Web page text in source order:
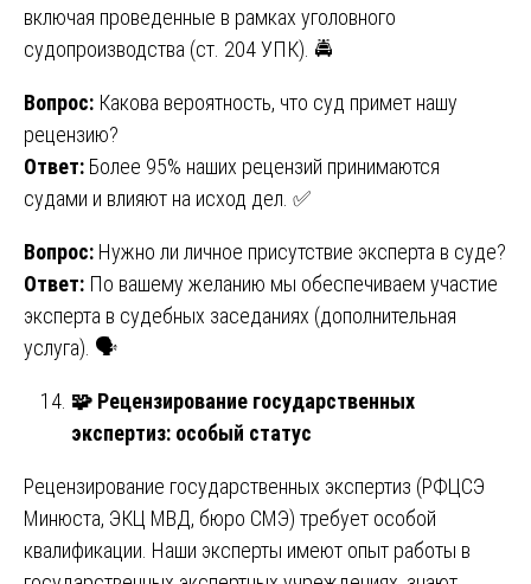
включая проведенные в рамках уголовного
судопроизводства (ст. 204 УПК). 🚔
Вопрос: Какова вероятность, что суд примет нашу
рецензию?
Ответ: Более 95% наших рецензий принимаются
судами и влияют на исход дел. ✅
Вопрос: Нужно ли личное присутствие эксперта в суде?
Ответ: По вашему желанию мы обеспечиваем участие
эксперта в судебных заседаниях (дополнительная
услуга). 🗣️
🧩 Рецензирование государственных
экспертиз: особый статус
Рецензирование государственных экспертиз (РФЦСЭ
Минюста, ЭКЦ МВД, бюро СМЭ) требует особой
квалификации. Наши эксперты имеют опыт работы в